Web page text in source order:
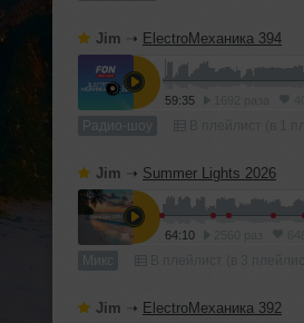
Jim ➝ ElectroМеханика 394
59:35
Радио-шоу
Jim ➝ Summer Lights 2026
64:10
Микс
Jim ➝ ElectroМеханика 392